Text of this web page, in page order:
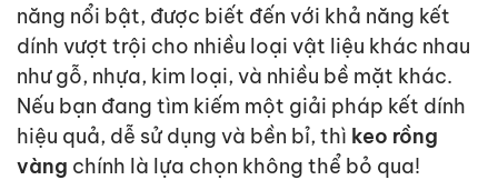
năng nổi bật, được biết đến với khả năng kết
dính vượt trội cho nhiều loại vật liệu khác nhau
như gỗ, nhựa, kim loại, và nhiều bề mặt khác.
Nếu bạn đang tìm kiếm một giải pháp kết dính
hiệu quả, dễ sử dụng và bền bỉ, thì keo rồng
vàng chính là lựa chọn không thể bỏ qua!